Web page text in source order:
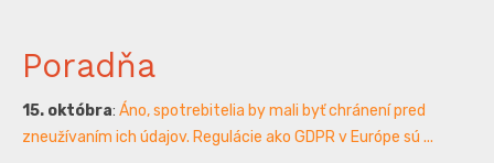
Poradňa
15. októbra: Áno, spotrebitelia by mali byť chránení pred
zneužívaním ich údajov. Regulácie ako GDPR v Európe sú ...